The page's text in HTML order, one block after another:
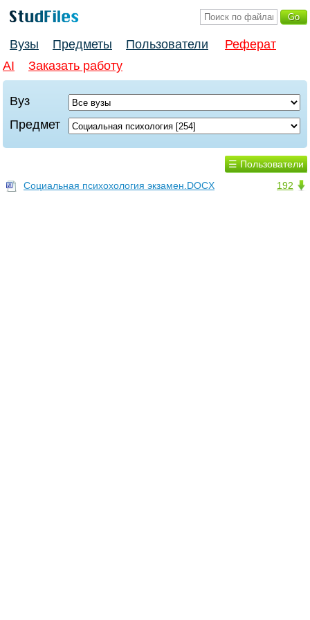
Вузы Предметы Пользователи
Реферат
AI
Заказать работу
Вуз
Предмет
☰ Пользователи
192
Социальная психохология экзамен.DOCX